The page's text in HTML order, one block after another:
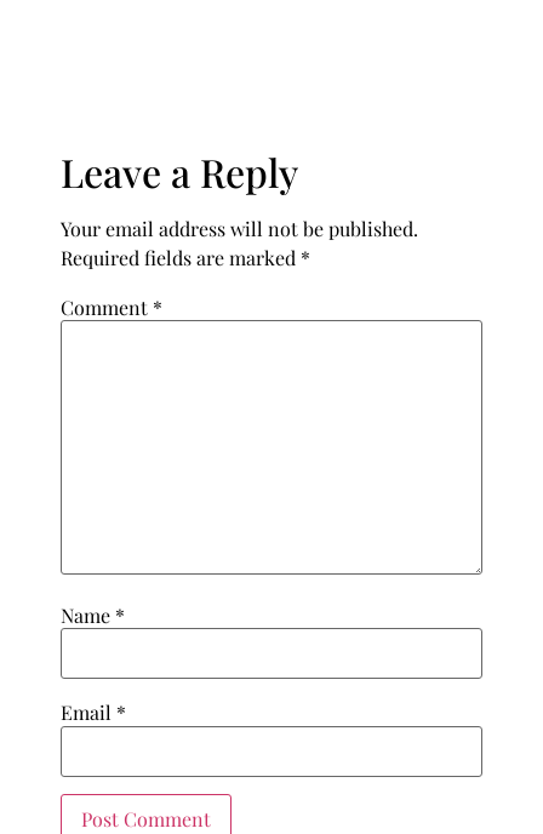
Leave a Reply
Your email address will not be published.
Required fields are marked *
Comment *
Name *
Email *